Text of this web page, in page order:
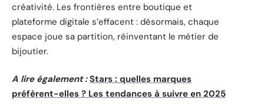
créativité. Les frontières entre boutique et
plateforme digitale s’effacent : désormais, chaque
espace joue sa partition, réinventant le métier de
bijoutier.
A lire également : Stars : quelles marques
préfèrent-elles ? Les tendances à suivre en 2025